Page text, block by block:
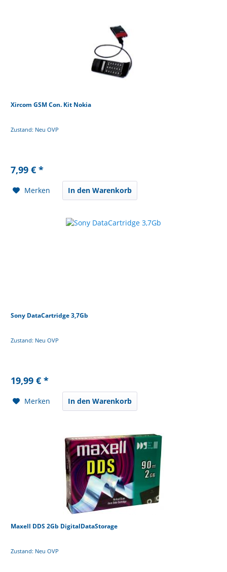
Xircom GSM Con. Kit Nokia
Zustand: Neu OVP
7,99 € *
Merken In den Warenkorb
Sony DataCartridge 3,7Gb
Zustand: Neu OVP
19,99 € *
Merken In den Warenkorb
Maxell DDS 2Gb DigitalDataStorage
Zustand: Neu OVP